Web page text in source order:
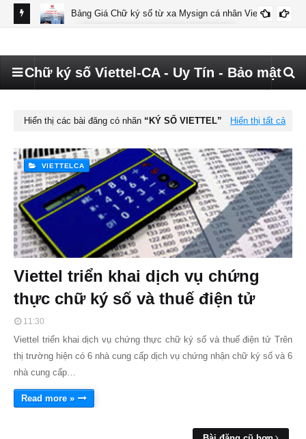
Bảng Giá Chữ ký số từ xa Mysign cá nhân Viettel
Chữ ký số Viettel-CA - Uy Tín - Bảo mật
Hiển thị các bài đăng có nhãn KÝ SỐ VIETTEL Hiển thị tất cả
VIETTELCA
Viettel triển khai dịch vụ chứng
thực chữ ký số và thuế điện tử
11:30
Viettel triển khai dịch vụ chứng thực chữ ký số và thuế điện tử Trên
thị trường hiện có 6 nhà cung cấp dịch vụ chứng nhận chữ ký số và 6
nhà cung cấp…
Read more »